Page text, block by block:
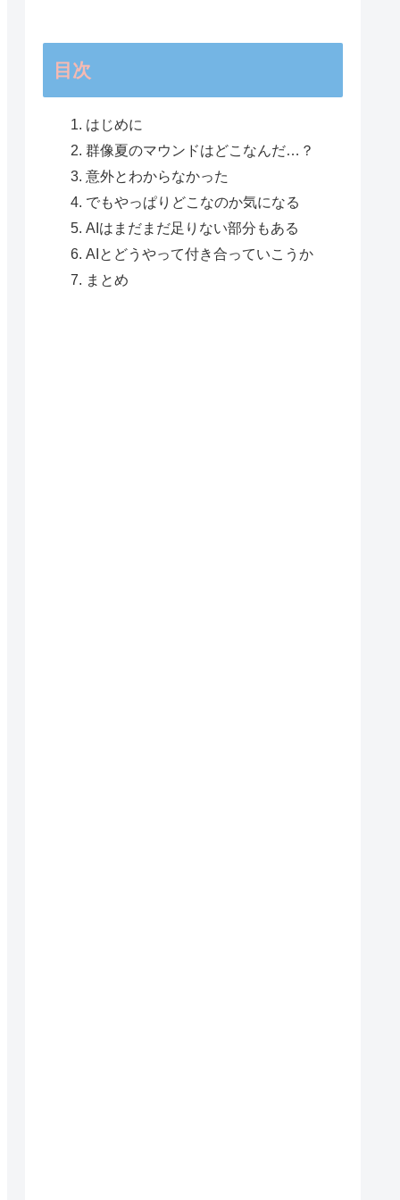
目次
はじめに
群像夏のマウンドはどこなんだ…？
意外とわからなかった
でもやっぱりどこなのか気になる
AIはまだまだ足りない部分もある
AIとどうやって付き合っていこうか
まとめ